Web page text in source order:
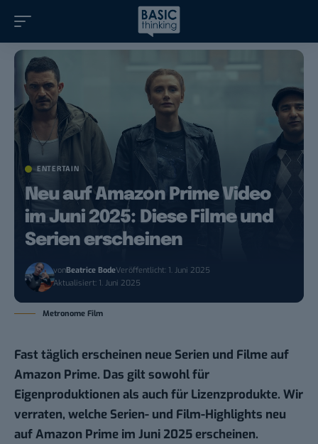
ENTERTAIN
Neu auf Amazon Prime Video
im Juni 2025: Diese Filme und
Serien erscheinen
vonBeatrice BodeVeröffentlicht: 1. Juni 2025
Aktualisiert: 1. Juni 2025
Metronome Film
Fast täglich erscheinen neue Serien und Filme auf
Amazon Prime. Das gilt sowohl für
Eigenproduktionen als auch für Lizenzprodukte. Wir
verraten, welche Serien- und Film-Highlights neu
auf Amazon Prime im Juni 2025 erscheinen.